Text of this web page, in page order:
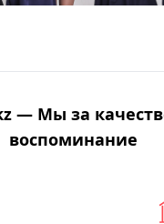
— Мы за
воспоминание